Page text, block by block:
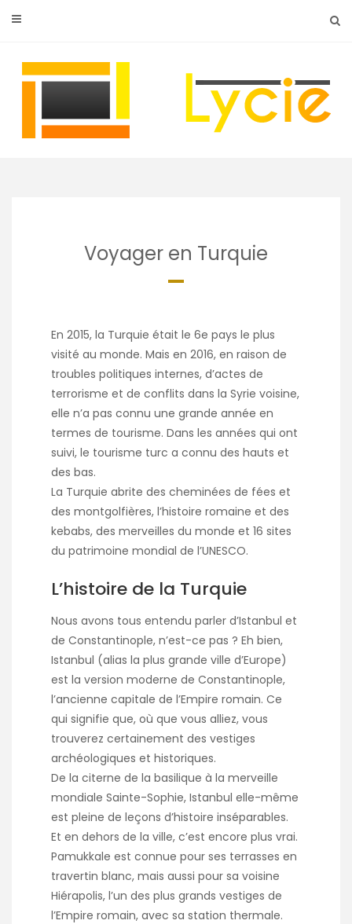
Voyager en Turquie
En 2015, la Turquie était le 6e pays le plus
visité au monde. Mais en 2016, en raison de
troubles politiques internes, d’actes de
terrorisme et de conflits dans la Syrie voisine,
elle n’a pas connu une grande année en
termes de tourisme. Dans les années qui ont
suivi, le tourisme turc a connu des hauts et
des bas.
La Turquie abrite des cheminées de fées et
des montgolfières, l’histoire romaine et des
kebabs, des merveilles du monde et 16 sites
du patrimoine mondial de l’UNESCO.
L’histoire de la Turquie
Nous avons tous entendu parler d’Istanbul et
de Constantinople, n’est-ce pas ? Eh bien,
Istanbul (alias la plus grande ville d’Europe)
est la version moderne de Constantinople,
l’ancienne capitale de l’Empire romain. Ce
qui signifie que, où que vous alliez, vous
trouverez certainement des vestiges
archéologiques et historiques.
De la citerne de la basilique à la merveille
mondiale Sainte-Sophie, Istanbul elle-même
est pleine de leçons d’histoire inséparables.
Et en dehors de la ville, c’est encore plus vrai.
Pamukkale est connue pour ses terrasses en
travertin blanc, mais aussi pour sa voisine
Hiérapolis, l’un des plus grands vestiges de
l’Empire romain, avec sa station thermale.